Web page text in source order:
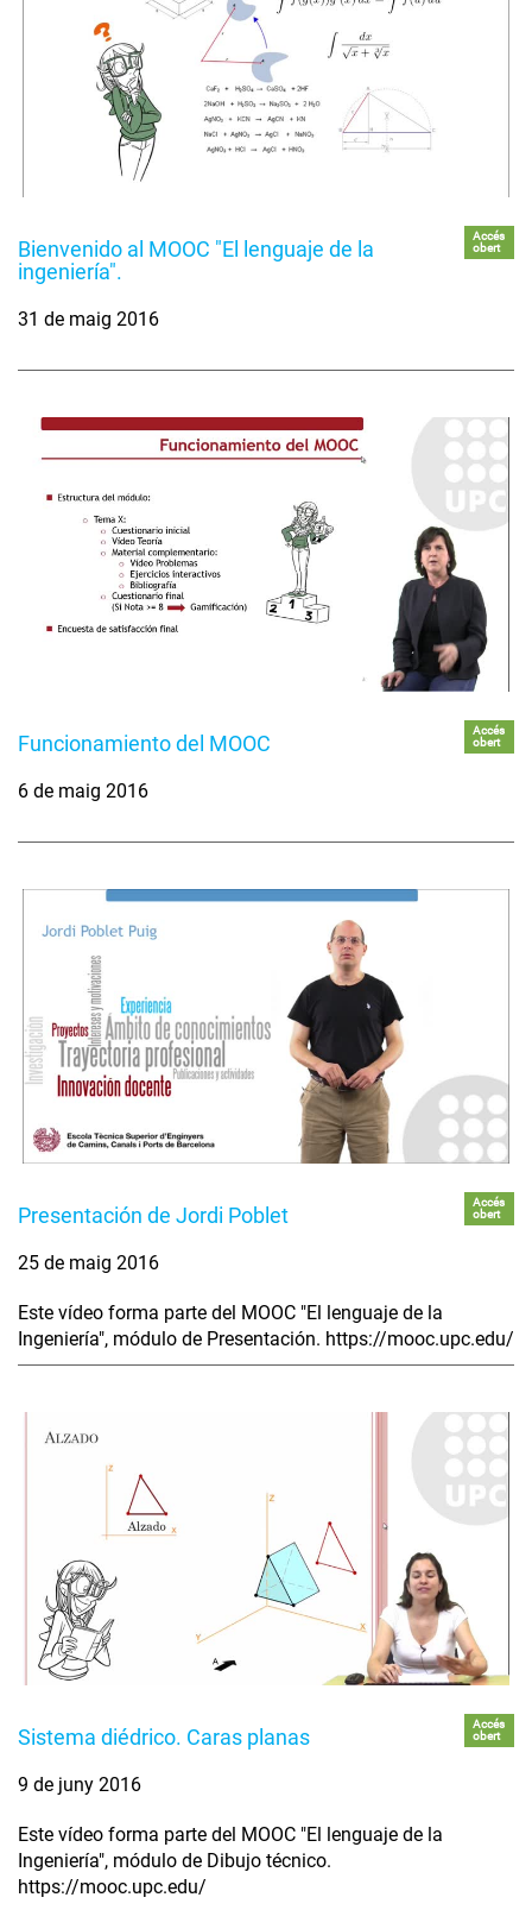
Bienvenido al MOOC "El lenguaje de la
ingeniería".
Accés
obert
31 de maig 2016
Funcionamiento del MOOC
Accés
obert
6 de maig 2016
Presentación de Jordi Poblet
Accés
obert
25 de maig 2016
Este vídeo forma parte del MOOC "El lenguaje de la
Ingeniería", módulo de Presentación. https://mooc.upc.edu/
Sistema diédrico. Caras planas
Accés
obert
9 de juny 2016
Este vídeo forma parte del MOOC "El lenguaje de la
Ingeniería", módulo de Dibujo técnico.
https://mooc.upc.edu/